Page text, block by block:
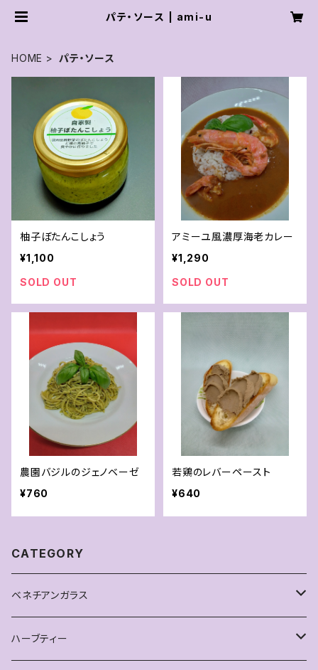
パテ・ソース | ami-u
HOME パテ・ソース
柚子ぼたんこしょう
¥1,100
SOLD OUT
アミーユ風濃厚海老カレー
¥1,290
SOLD OUT
農園バジルのジェノベーゼ
¥760
若鶏のレバーペースト
¥640
CATEGORY
ベネチアンガラス
ピアス
ハーブティー